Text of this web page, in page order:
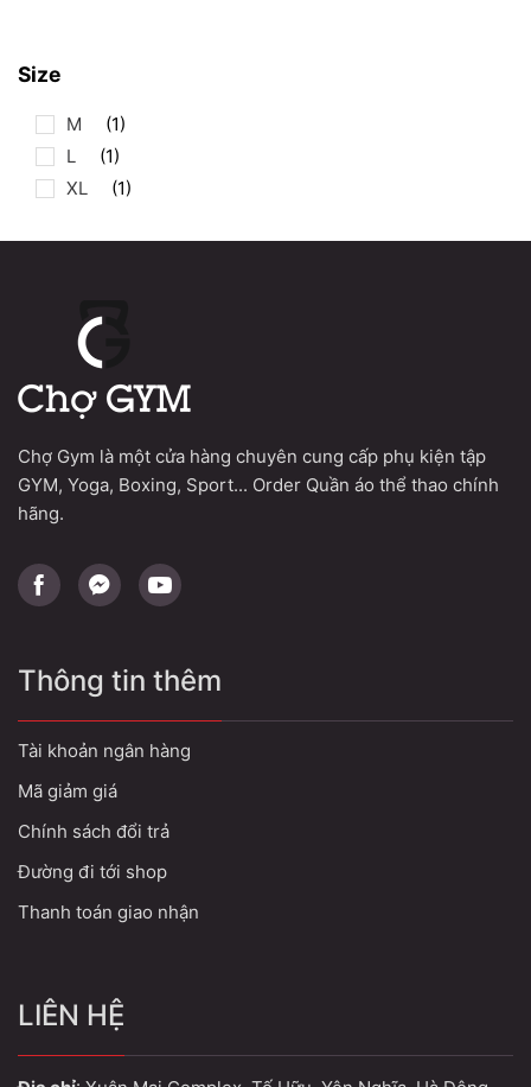
Size
M
(1)
L
(1)
XL
(1)
Chợ Gym là một cửa hàng chuyên cung cấp phụ kiện tập
GYM, Yoga, Boxing, Sport... Order Quần áo thể thao chính
hãng.
Thông tin thêm
Tài khoản ngân hàng
Mã giảm giá
Chính sách đổi trả
Đường đi tới shop
Thanh toán giao nhận
LIÊN HỆ